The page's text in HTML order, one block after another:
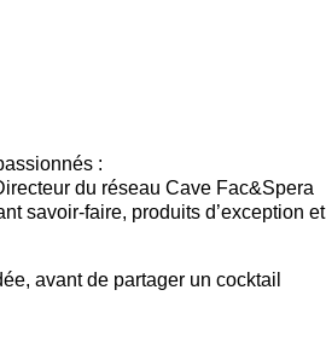
:
du réseau Cave Fac&Spera
savoir-faire, produits d’exception et
avant de partager un cocktail